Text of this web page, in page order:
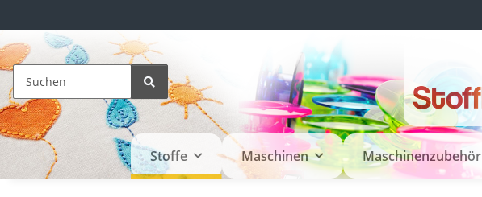
Stoffe Maschinen Maschinenzubehör